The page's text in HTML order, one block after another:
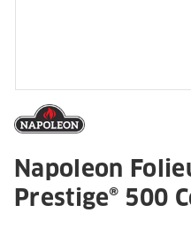
Napoleon
Prestige® 500